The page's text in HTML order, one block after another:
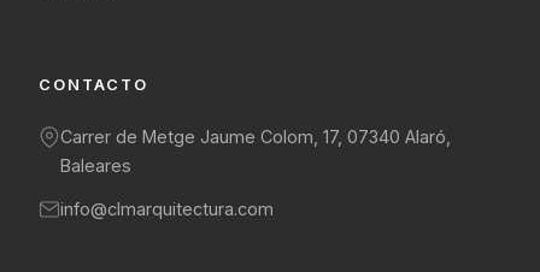
CONTACTO
Carrer de Metge Jaume Colom, 17, 07340 Alaró,
Baleares
info@clmarquitectura.com